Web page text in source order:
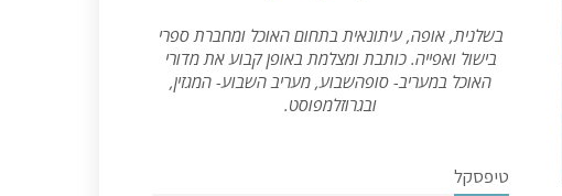
בשלנית, אופה, עיתונאית בתחום האוכל ומחברת ספרי
בישול ואפייה. כותבת ומצלמת באופן קבוע את מדורי
האוכל במעריב- סופהשבוע, מעריב השבוע- המגזין,
ובגרוזלמפוסט.
טיפסקל